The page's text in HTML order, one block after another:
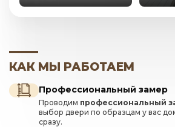
КАК МЫ РАБОТАЕМ
Профессиональный замер
Проводим профессиональный
выбор двери по образцам у вас
сразу.